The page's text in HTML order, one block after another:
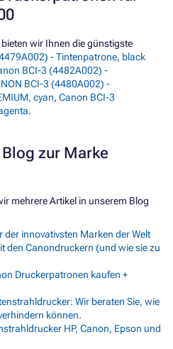
wir Ihnen die günstigste
- Tintenpatrone, black
BCI-3 (4482A002) -
BCI-3 (4480A002) -
cyan, Canon BCI-3
.
zur Marke
mehrere Artikel in unserem Blog
der innovativsten Marken der Welt
den Canondruckern (und wie sie zu
Druckerpatronen kaufen +
Wir beraten Sie, wie
können.
HP, Canon, Epson und